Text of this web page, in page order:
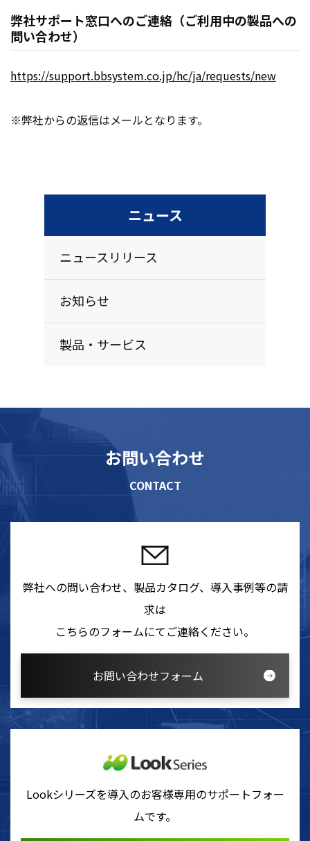
弊社サポート窓口へのご連絡（ご利用中の製品への
問い合わせ）
https://support.bbsystem.co.jp/hc/ja/requests/new
※弊社からの返信はメールとなります。
ニュース
ニュースリリース
お知らせ
製品・サービス
お問い合わせ
CONTACT
弊社への問い合わせ、製品カタログ、導入事例等の請
求は
こちらのフォームにてご連絡ください。
お問い合わせフォーム
Lookシリーズを導入のお客様専用のサポートフォー
ムです。